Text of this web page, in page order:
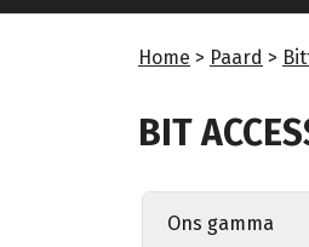
Home > Paard >
BIT
Ons gamma